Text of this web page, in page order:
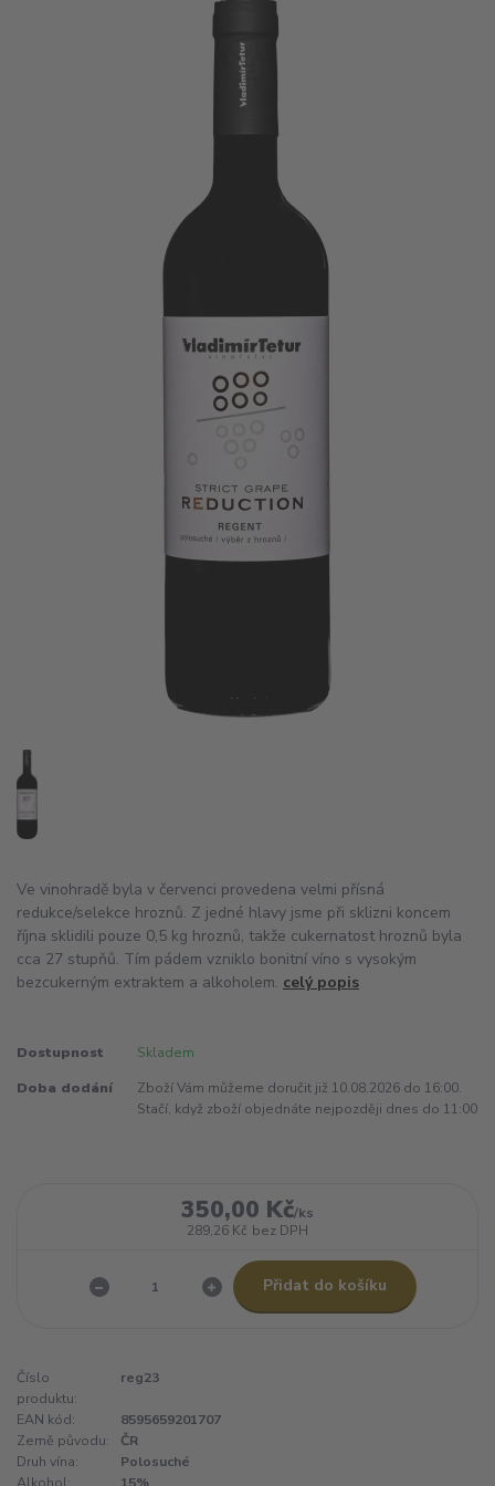
Ve vinohradě byla v červenci provedena velmi přísná
redukce/selekce hroznů. Z jedné hlavy jsme při sklizni koncem
října sklidili pouze 0,5 kg hroznů, takže cukernatost hroznů byla
cca 27 stupňů. Tím pádem vzniklo bonitní víno s vysokým
bezcukerným extraktem a alkoholem. celý popis
Dostupnost Skladem
Doba dodání
Zboží Vám můžeme doručit již 10.08.2026 do 16:00.
Stačí, když zboží objednáte nejpozději dnes do 11:00
350,00 Kč/ks
289,26 Kč bez DPH
Přidat do košíku
Číslo
produktu:
reg23
EAN kód:
8595659201707
Země původu:
ČR
Druh vína:
Polosuché